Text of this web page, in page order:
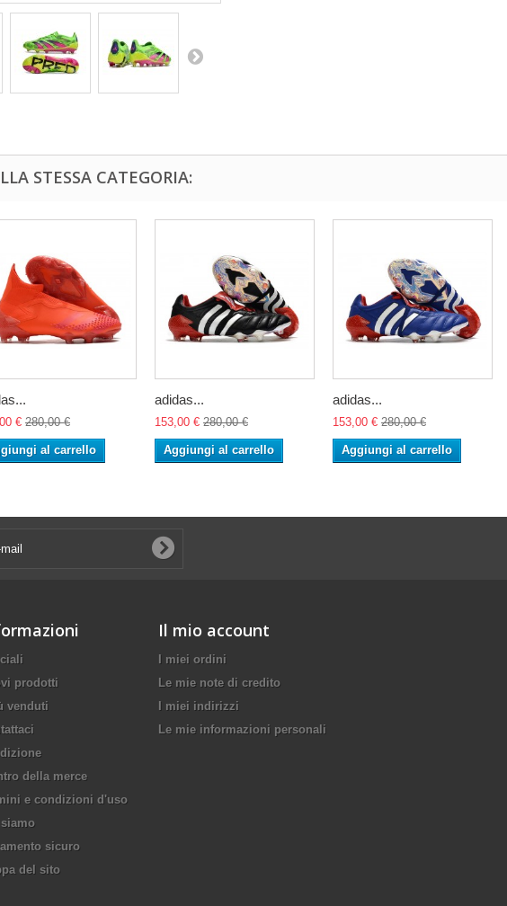
STESSA CATEGORIA:
€ 280,00 €
al carrello
adidas...
153,00 € 280,00 €
Aggiungi al carrello
adidas...
153,00 € 280,00 €
Aggiungi al carrello
prodotti
venduti
della merce
e condizioni d'uso
sicuro
del sito
Il mio account
I miei ordini
Le mie note di credito
I miei indirizzi
Le mie informazioni personali